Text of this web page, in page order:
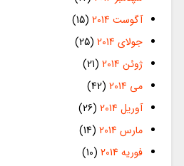
آگوست 2014
(15)
جولای 2014
(25)
ژوئن 2014
(21)
می 2014
(42)
آوریل 2014
(26)
مارس 2014
(14)
فوریه 2014
(10)